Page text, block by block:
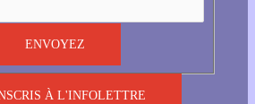
À L'INFOLETTRE